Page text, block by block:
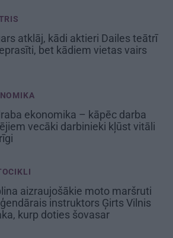
atklāj, kādi aktieri Dailes teātrī
bet kādiem vietas vairs
ekonomika – kāpēc darba
vecāki darbinieki kļūst vitāli
aizraujošākie moto maršruti
instruktors Ģirts Vilnis
kurp doties šovasar